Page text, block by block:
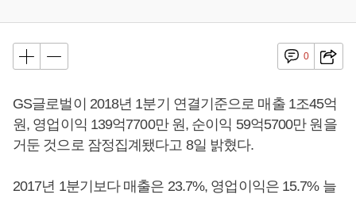
0
GS글로벌이 2018년 1분기 연결기준으로 매출 1조45억
원, 영업이익 139억7700만 원, 순이익 59억5700만 원을
거둔 것으로 잠정집계됐다고 8일 밝혔다.
2017년 1분기보다 매출은 23.7%, 영업이익은 15.7% 늘